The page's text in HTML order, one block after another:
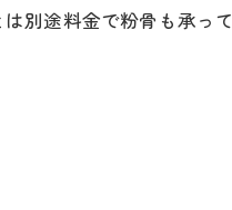
別途料金で粉骨も承って